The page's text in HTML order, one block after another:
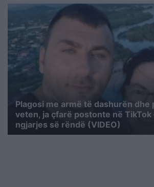
Plagosi me armë të dashurën dhe
veten, ja çfarë postonte në TikTok
ngjarjes së rëndë (VIDEO)